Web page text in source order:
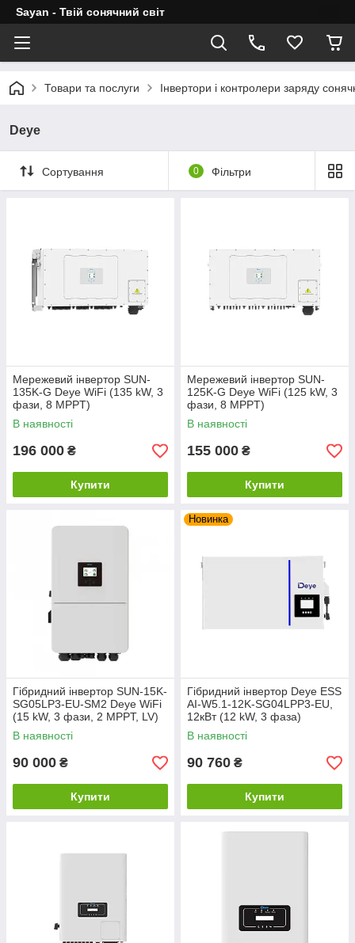
Sayan - Твій сонячний світ
Товари та послуги Інвертори і контролери заряду
Deye
Сортування 0 Фільтри
Мережевий інвертор SUN-
135K-G Deye WiFi (135 kW, 3
фази, 8 MPPT)
В наявності
196 000 ₴
Купити
Мережевий інвертор SUN-
125K-G Deye WiFi (125 kW, 3
фази, 8 MPPT)
В наявності
155 000 ₴
Купити
Гібридний інвертор SUN-15K-
SG05LP3-EU-SM2 Deye WiFi
(15 kW, 3 фази, 2 MPPT, LV)
В наявності
90 000 ₴
Купити
Новинка
Гібридний інвертор Deye ESS
AI-W5.1-12K-SG04LPP3-EU,
12кВт (12 kW, 3 фаза)
В наявності
90 760 ₴
Купити